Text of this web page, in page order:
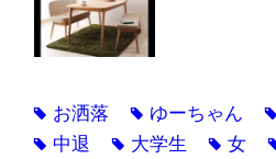
tag お洒落 tag ゆーちゃん tag
tag 中退 tag 大学生 tag 女